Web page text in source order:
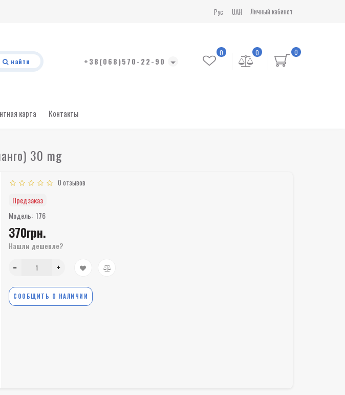
Личный кабинет
UAH
Рус
найти +38(068)570-22-90
0
0
0
карта Контакты
30 mg
0 отзывов
Предзаказ
Модель: 176
370грн.
Нашли дешевле?
СООБЩИТЬ О НАЛИЧИИ